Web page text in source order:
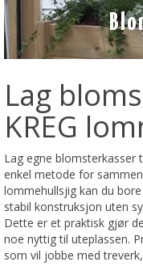
Lag
KREG
Lag egne blomsterkasser
enkel metode for
lommehullsjig kan du
stabil konstruksjon uten
Dette er et praktisk gjør
noe nyttig til uteplassen.
som vil jobbe med